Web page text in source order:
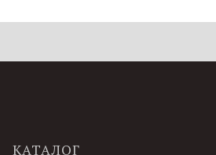
КАТАЛОГ